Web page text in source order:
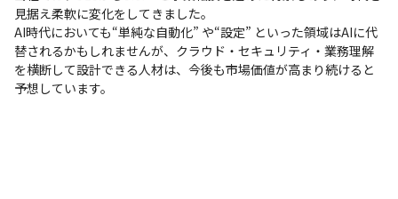
見据え柔軟に変化をしてきました。
AI時代においても“単純な自動化” や“設定” といった領域はAIに代
替されるかもしれませんが、クラウド・セキュリティ・業務理解
を横断して設計できる人材は、今後も市場価値が高まり続けると
予想しています。